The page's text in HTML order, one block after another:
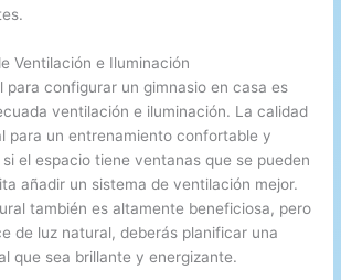
Ventilación e Iluminación
para configurar un gimnasio en casa es
ventilación e iluminación. La calidad
para un entrenamiento confortable y
el espacio tiene ventanas que se pueden
añadir un sistema de ventilación mejor.
también es altamente beneficiosa, pero
de luz natural, deberás planificar una
que sea brillante y energizante.